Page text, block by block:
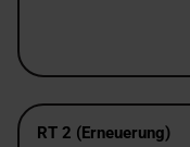
RT 2 (Erneuerung)